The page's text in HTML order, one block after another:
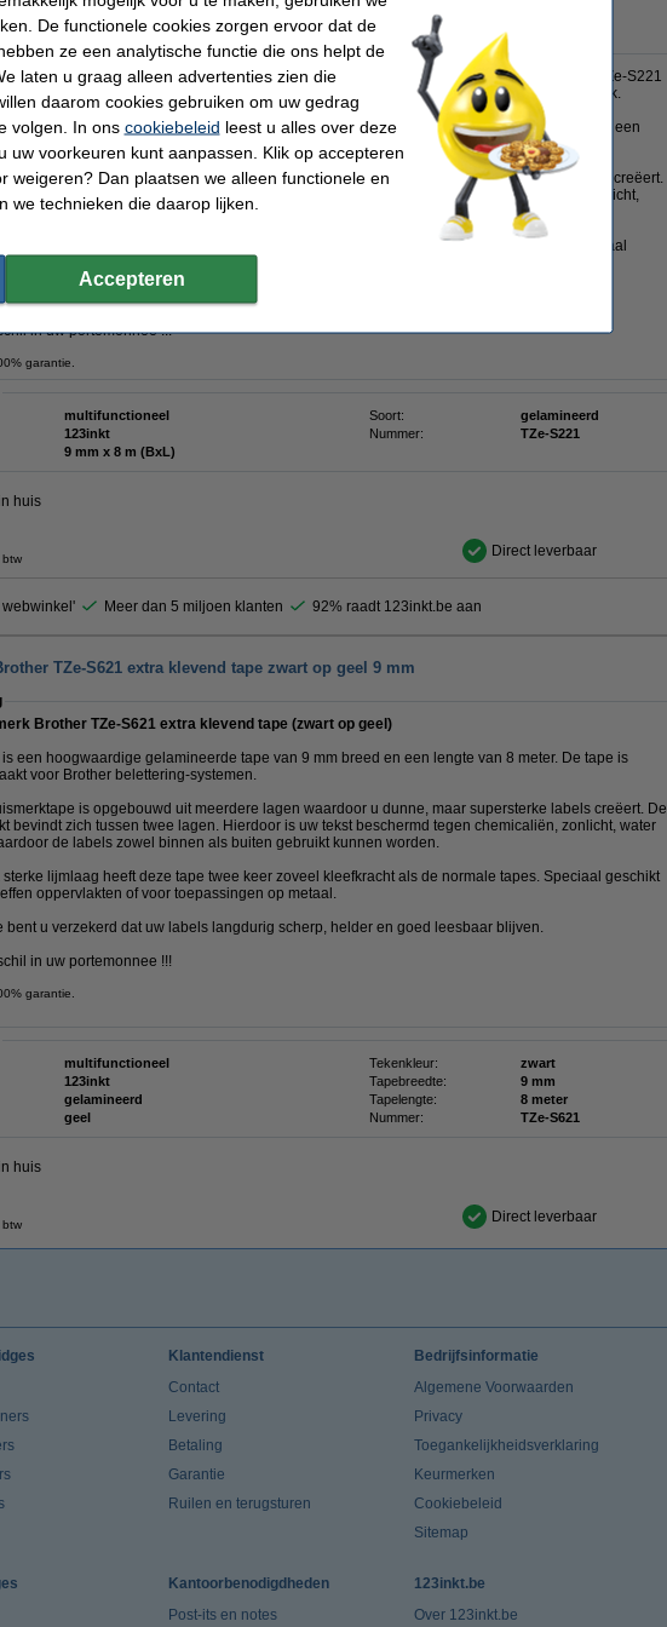
9 mm tape klevend multipack
aanbieding en haal een complete set met extra klevende tapes in huis. U ontvangt de TZe-S221
TZe-S121 (zwart op transparant) en TZe-S621 (zwart op geel) tapes van het 123inkt huismerk.
TZe-S121 en TZe-S621 zijn hoogwaardige gelamineerde tapes van 9 mm breed. Ze hebben een
en zijn speciaal gemaakt voor Brother beletteringsystemen.
zijn opgebouwd uit meerdere lagen waardoor u dunne, maar supersterke labels creëert.
inkt bevindt zich tussen twee lagen. Hierdoor is uw tekst beschermd tegen chemicaliën, zonlicht,
waardoor de labels zowel binnen als buiten gebruikt kunnen worden.
sterke lijmlaag hebben deze tapes twee keer zoveel kleefkracht als de normale tapes. Speciaal
in uw portemonnee !!!
garantie.
multifunctioneel Soort:
gelamineerd
123inkt Nummer:
TZe-S221
9 mm x 8 m (BxL)
huis
btw Direct leverbaar
webwinkel' Meer dan 5 miljoen klanten 92% raadt 123inkt.be aan
TZe-S621 extra klevend tape zwart op geel 9 mm
Brother TZe-S621 extra klevend tape (zwart op geel)
is een hoogwaardige gelamineerde tape van 9 mm breed en een lengte van 8 meter. De tape is
voor Brother belettering-systemen.
is opgebouwd uit meerdere lagen waardoor u dunne, maar supersterke labels creëert. De
bevindt zich tussen twee lagen. Hierdoor is uw tekst beschermd tegen chemicaliën, zonlicht, water
de labels zowel binnen als buiten gebruikt kunnen worden.
sterke lijmlaag heeft deze tape twee keer zoveel kleefkracht als de normale tapes. Speciaal geschikt
oppervlakten of voor toepassingen op metaal.
bent u verzekerd dat uw labels langdurig scherp, helder en goed leesbaar blijven.
in uw portemonnee !!!
garantie.
multifunctioneel Tekenkleur:
zwart
123inkt Tapebreedte:
9 mm
gelamineerd Tapelengte:
8 meter
geel Nummer: TZe-S621
huis
btw Direct leverbaar
Klantendienst
Contact
Levering
Betaling
Garantie
Ruilen en terugsturen
Bedrijfsinformatie
Algemene Voorwaarden
Privacy
Toegankelijkheidsverklaring
Keurmerken
Cookiebeleid
Sitemap
Kantoorbenodigdheden
Post-its en notes
123inkt.be
Over 123inkt.be
De functionele cookies zorgen ervoor dat de
ze een analytische functie die ons helpt de
laten u graag alleen advertenties zien die
daarom cookies gebruiken om uw gedrag
volgen. In ons cookiebeleid leest u alles over deze
uw voorkeuren kunt aanpassen. Klik op accepteren
weigeren? Dan plaatsen we alleen functionele en
we technieken die daarop lijken.
Accepteren